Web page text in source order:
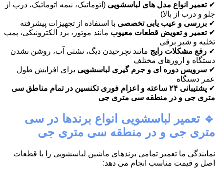
✔تعمیر انواع مدل های لباسشویی (اتوماتیک، نیمه اتوماتیک، درب از
جلو و درب از بالا)
✔ بررسی و عیب یابی تخصصی با استفاده از تجهیزات پیشرفته
✔تعمیر و تعویض قطعات معیوب مانند موتور، برد الکترونیکی، پمپ
تخلیه و شیر برقی
✔ رفع مشکلات رایج مانند نچرخیدن دیگ، نشتی آب، روشن نشدن
دستگاه و ارورهای مختلف
✔ سرویس دوره ای و جرم گیری لباسشویی برای افزایش طول
عمر دستگاه
✔
پشتیبانی ۲۴ ساعته و اعزام فوری تکنسین در تمام مناطق سی
متری جی و در منطقه سی متری جی
🔹 تعمیر لباسشویی انواع برندها در سی
متری جی و در منطقه سی متری جی
نمایندگی ما تعمیر تمامی برندهای ماشین لباسشویی را با قطعات
اصل و قیمت مناسب انجام می دهد: